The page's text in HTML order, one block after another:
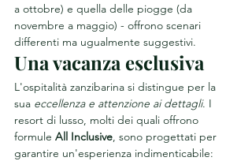
a ottobre) e quella delle piogge (da
novembre a maggio) - offrono scenari
differenti ma ugualmente suggestivi.
Una vacanza esclusiva
L'ospitalità zanzibarina si distingue per la
sua eccellenza e attenzione ai dettagli. I
resort di lusso, molti dei quali offrono
formule All Inclusive, sono progettati per
garantire un'esperienza indimenticabile: